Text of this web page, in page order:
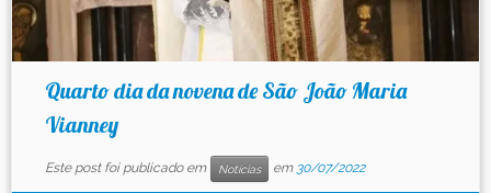
Quarto dia da novena de São João Maria
Vianney
Este post foi publicado em Notícias em 30/07/2022